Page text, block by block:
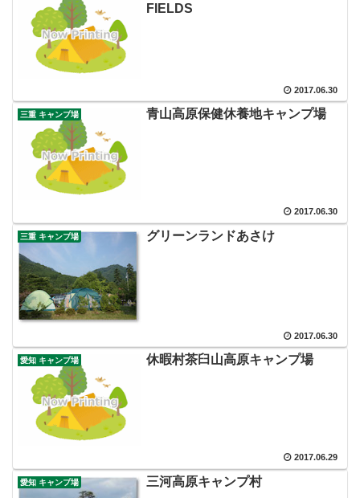
FIELDS
2017.06.30
三重 キャンプ場 青山高原保健休養地キャンプ場
2017.06.30
三重 キャンプ場 グリーンランドあさけ
2017.06.30
愛知 キャンプ場 休暇村茶臼山高原キャンプ場
2017.06.29
愛知 キャンプ場 三河高原キャンプ村